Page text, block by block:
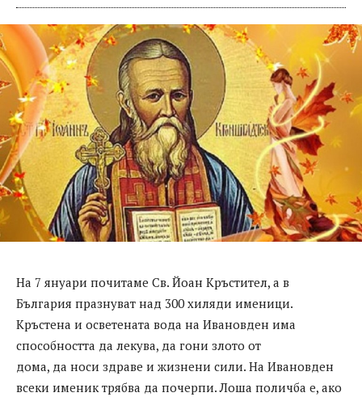
На 7 януари почитаме Св. Йоан Кръстител, а в
България празнуват над 300 хиляди именици.
Кръстена и осветената вода на Ивановден има
способността да лекува, да гони злото от
дома, да носи здраве и жизнени сили. На Ивановден
всеки именик трябва да почерпи. Лоша поличба е, ако